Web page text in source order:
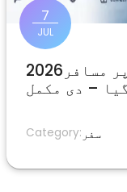
7
JUL
2026ء میں بین الاقوامی طور پر مسافر
– دی مکمل
Category: سفر